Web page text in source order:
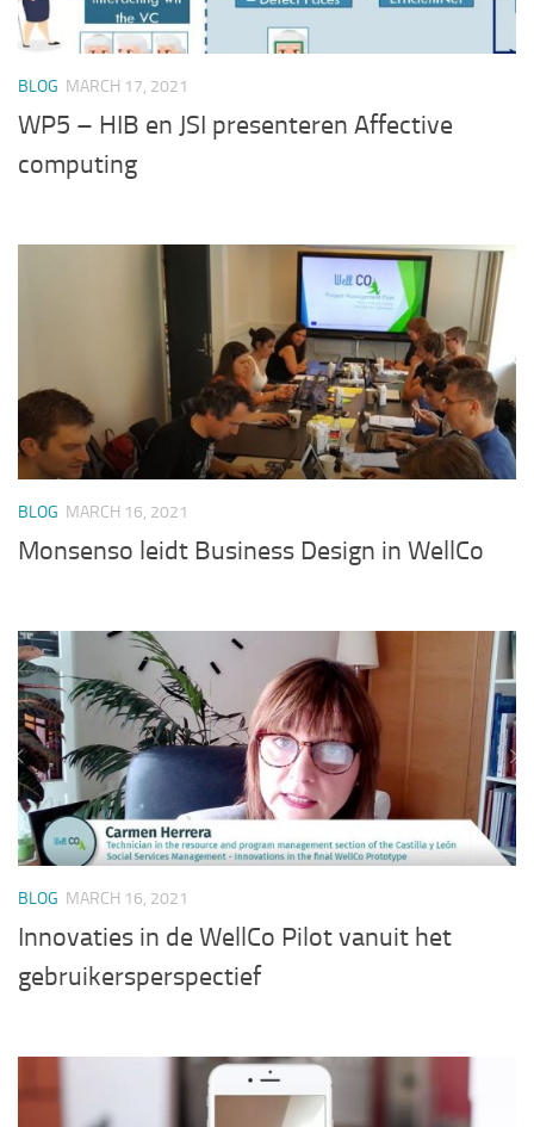
BLOG MARCH 17, 2021
WP5 – HIB en JSI presenteren Affective
computing
BLOG MARCH 16, 2021
Monsenso leidt Business Design in WellCo
BLOG MARCH 16, 2021
Innovaties in de WellCo Pilot vanuit het
gebruikersperspectief